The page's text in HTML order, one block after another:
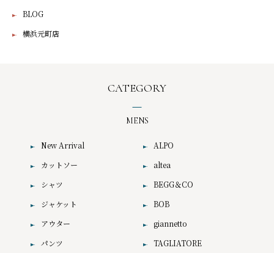
BLOG
横浜元町店
CATEGORY
MENS
New Arrival
カットソー
シャツ
ジャケット
アウター
パンツ
ALPO
altea
BEGG＆CO
BOB
giannetto
TAGLIATORE